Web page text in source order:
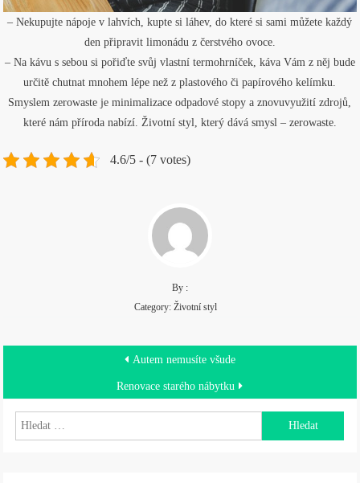
– Nekupujte nápoje v lahvích, kupte si láhev, do které si sami můžete každý
den připravit limonádu z čerstvého ovoce.
– Na kávu s sebou si pořiďte svůj vlastní termohrníček, káva Vám z něj bude
určitě chutnat mnohem lépe než z plastového či papírového kelímku.
Smyslem zerowaste je minimalizace odpadové stopy a znovuvyužití zdrojů,
které nám příroda nabízí. Životní styl, který dává smysl – zerowaste.
4.6/5 - (7 votes)
By :
Category: Životní styl
pro
příspěvek
Autem nemusíte všude
Renovace starého nábytku
Vyhledávání